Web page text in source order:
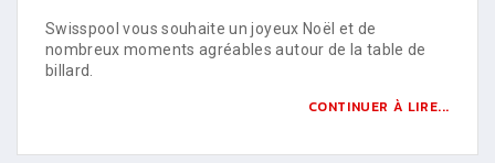
Swisspool vous souhaite un joyeux Noël et de
nombreux moments agréables autour de la table de
billard.
CONTINUER À LIRE...